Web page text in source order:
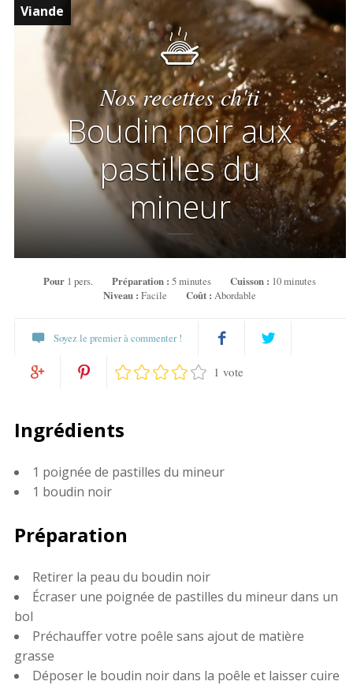
Viande
Nos recettes ch'ti
Boudin noir aux
pastilles du
mineur
Pour 1 pers. Préparation :5 minutes Cuisson : 10 minutes
Niveau : Facile Coût : Abordable
Soyez le premier à commenter !
Partagez
sur
Google+
it
1 vote
Ingrédients
1 poignée de pastilles du mineur
1 boudin noir
Préparation
Retirer la peau du boudin noir
Écraser une poignée de pastilles du mineur dans un
bol
Préchauffer votre poêle sans ajout de matière
grasse
Déposer le boudin noir dans la poêle et laisser cuire